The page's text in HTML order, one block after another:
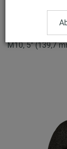
ISO-
Iso-Schelle
M10, 5" (139,7